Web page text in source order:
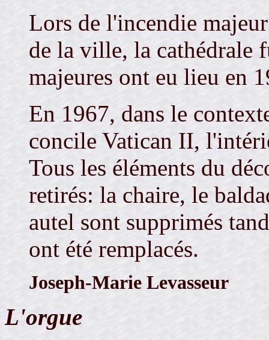
Lors de l'incendie
de la ville, la cathédrale
majeures ont eu lieu en
En 1967, dans le
concile Vatican II,
Tous les éléments du
retirés: la chaire, le
autel sont supprimés
ont été remplacés.
Joseph-Marie Levasseur
L'orgue